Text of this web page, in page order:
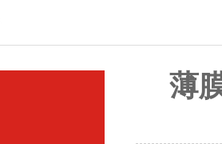
薄